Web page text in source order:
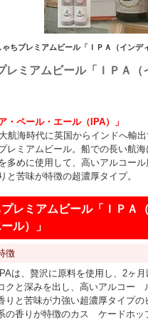
ゃちプレミアムビール「ＩＰＡ（インデ
レミアムビール「ＩＰＡ
・ペール・エール（IPA）」
航海時代に英国からインドへ輸
レミアムビール。船での長い航海
多めに使用して、高いアルコー
苦味が特徴の超濃厚タイプ。
レミアムビール「ＩＰＡ
ル）」
徴
は、贅沢に原料を使用し、2ヶ
クと深みを出し、高いアルコー
りと苦味が力強い超濃厚タイプの
の香りが特徴のカス ケードホッ